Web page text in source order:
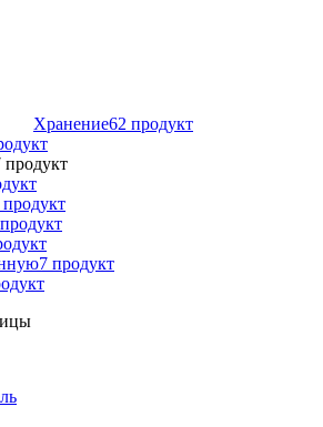
Хранение62 продукт
продукт
продукт
7 продукт